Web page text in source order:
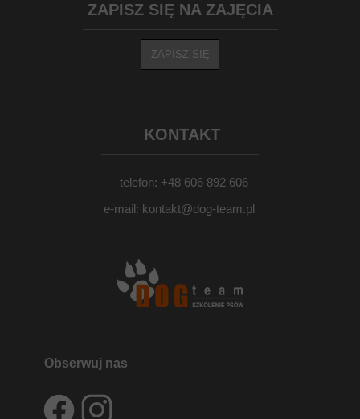
ZAPISZ SIĘ NA ZAJĘCIA
ZAPISZ SIĘ
telefon: +48 606 892 606
KONTAKT
e-mail: kontakt@dog-team.pl
Obserwuj nas